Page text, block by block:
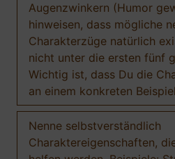
Augenzwinkern (Humor
hinweisen, dass mögliche
Charakterzüge natürlich
nicht unter die ersten fünf
Wichtig ist, dass Du die
an einem konkreten
Nenne selbstverständlich
Charaktereigenschaften,